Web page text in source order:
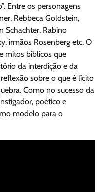
Entre os personagens
Rebbeca Goldstein,
Schachter, Rabino
irmãos Rosenberg etc. O
mitos bíblicos que
da interdição e da
sobre o que é lícito
Como no sucesso da
poético e
modelo para o